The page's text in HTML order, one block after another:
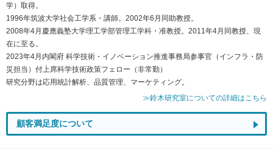
学）取得。
1996年筑波大学社会工学系・講師。2002年6月同助教授。
2008年4月慶應義塾大学理工学部管理工学科・准教授。2011年4月同教授、現
在に至る。
2023年4月内閣府 科学技術・イノベーション推進事務局参事官（インフラ・防
災担当）付上席科学技術政策フェロー（非常勤）
研究分野は応用統計解析、品質管理、マーケティング。
≫鈴木研究室についての詳細はこちら
顧客満足度について